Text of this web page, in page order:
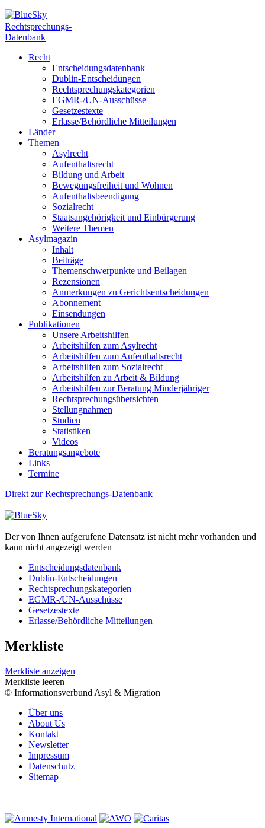
Rechtsprechungs-
Datenbank
Recht
Entscheidungsdatenbank
Dublin-Entscheidungen
Rechtsprechungskategorien
EGMR-/UN-Ausschüsse
Gesetzestexte
Erlasse/Behördliche Mitteilungen
Länder
Themen
Asylrecht
Aufenthaltsrecht
Bildung und Arbeit
Bewegungsfreiheit und Wohnen
Aufenthaltsbeendigung
Sozialrecht
Staatsangehörigkeit und Einbürgerung
Weitere Themen
Asylmagazin
Inhalt
Beiträge
Themenschwerpunkte und Beilagen
Rezensionen
Anmerkungen zu Gerichtsentscheidungen
Abonnement
Einsendungen
Publikationen
Unsere Arbeitshilfen
Arbeitshilfen zum Asylrecht
Arbeitshilfen zum Aufenthaltsrecht
Arbeitshilfen zum Sozialrecht
Arbeitshilfen zu Arbeit & Bildung
Arbeitshilfen zur Beratung Minderjähriger
Rechtsprechungsübersichten
Stellungnahmen
Studien
Statistiken
Videos
Beratungsangebote
Links
Termine
Direkt zur Rechtsprechungs-Datenbank
Der von Ihnen aufgerufene Datensatz ist nicht mehr vorhanden und
kann nicht angezeigt werden
Entscheidungsdatenbank
Dublin-Entscheidungen
Rechtsprechungskategorien
EGMR-/UN-Ausschüsse
Gesetzestexte
Erlasse/Behördliche Mitteilungen
Merkliste
Merkliste anzeigen
Merkliste leeren
© Informationsverbund Asyl & Migration
Über uns
About Us
Kontakt
Newsletter
Impressum
Datenschutz
Sitemap